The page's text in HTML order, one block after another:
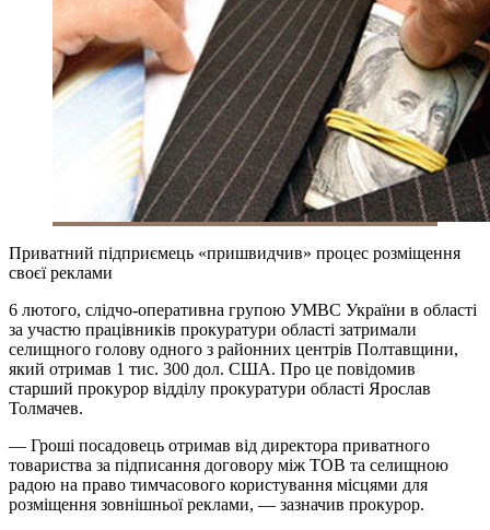
Приватний підприємець «пришвидчив» процес розміщення
своєї реклами
6 лютого, слідчо-оперативна групою УМВС України в області
за участю працівників прокуратури області затримали
селищного голову одного з районних центрів Полтавщини,
який отримав 1 тис. 300 дол. США. Про це повідомив
старший прокурор відділу прокуратури області Ярослав
Толмачев.
— Гроші посадовець отримав від директора приватного
товариства за підписання договору між ТОВ та селищною
радою на право тимчасового користування місцями для
розміщення зовнішньої реклами, — зазначив прокурор.